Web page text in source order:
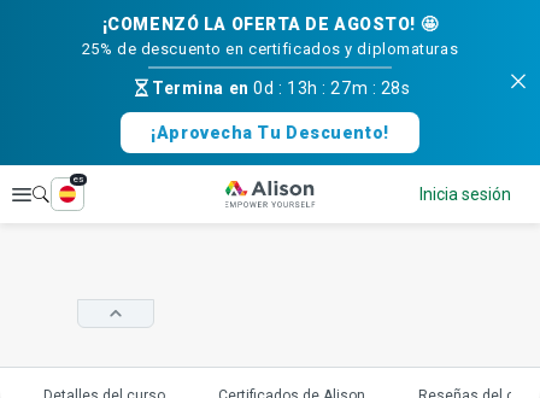
¡COMENZÓ LA OFERTA DE AGOSTO! 🤩
25% de descuento en certificados y diplomaturas
Termina en0d : 13h :27m : 27s
¡Aprovecha Tu Descuento!
Explorar
es
Inicia sesión